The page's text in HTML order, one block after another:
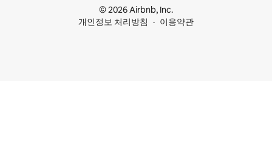
© 2026 Airbnb, Inc.
개인정보 처리방침
이용약관